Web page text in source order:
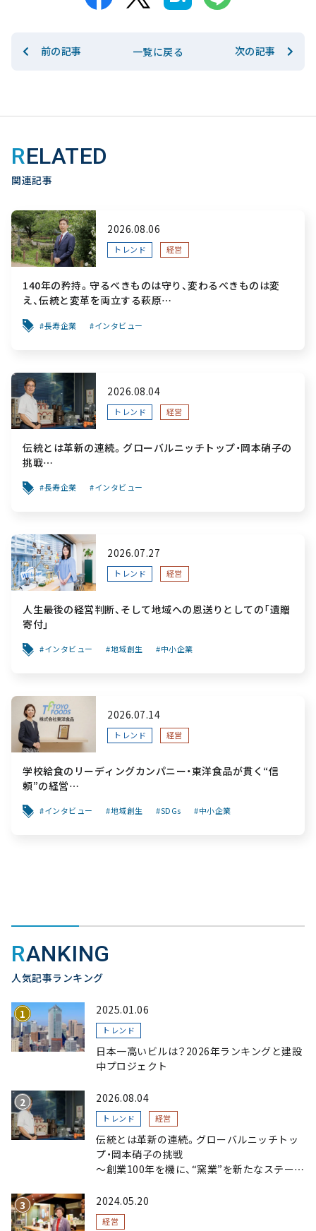
前の記事 一覧に戻る 次の記事
RELATED
関連記事
2026.08.06
トレンド 経営
140年の矜持。守るべきものは守り、変わるべきものは変
え、伝統と変革を両立する萩原
長寿企業 インタビュー
2026.08.04
トレンド 経営
伝統とは革新の連続。グローバルニッチトップ・岡本硝子の
挑戦
こだわり、ガラスを超える経営戦略～
長寿企業 インタビュー
2026.07.27
トレンド 経営
人生最後の経営判断、そして地域への恩送りとしての「遺贈
寄付」
インタビュー 地域創生 中小企業
2026.07.14
トレンド 経営
学校給食のリーディングカンパニー・東洋食品が貫く“信
頼”の経営
へ繋ぐ挑戦～
インタビュー 地域創生 SDGs 中小企業
RANKING
人気記事ランキング
2025.01.06
トレンド
日本一高いビルは？2026年ランキングと建設
中プロジェクト
2026.08.04
トレンド 経営
伝統とは革新の連続。グローバルニッチトッ
プ・岡本硝子の挑戦
～創業100年を機に、“窯業”を新たなステージ
略～
2024.05.20
経営